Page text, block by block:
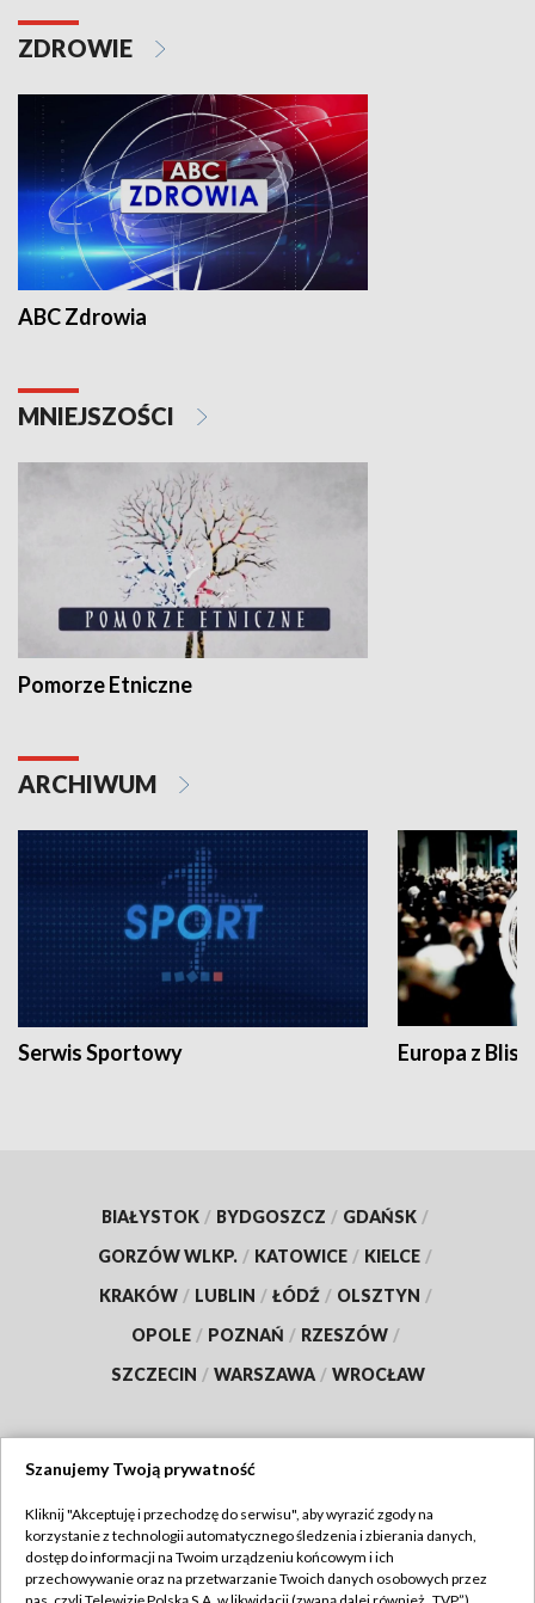
ZDROWIE
ABC Zdrowia
MNIEJSZOŚCI
Pomorze Etniczne
ARCHIWUM
Serwis Sportowy Europa z
BIAŁYSTOK / BYDGOSZCZ / GDAŃSK /
GORZÓW WLKP. / KATOWICE / KIELCE /
KRAKÓW / LUBLIN / ŁÓDŹ / OLSZTYN /
OPOLE / POZNAŃ / RZESZÓW /
SZCZECIN / WARSZAWA / WROCŁAW
TVP
Abonament TVP
Regulamin TVP
Szanujemy Twoją prywatność
Kliknij "Akceptuję i przechodzę do serwisu", aby wyrazić zgody na
korzystanie z technologii automatycznego śledzenia i zbierania danych,
dostęp do informacji na Twoim urządzeniu końcowym i ich
przechowywanie oraz na przetwarzanie Twoich danych osobowych przez